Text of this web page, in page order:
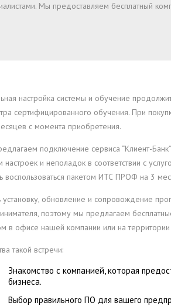
Мы предоставляем бесплатный
настройка системы и обучение
сертифицированного обучения. При
с момента приобретения.
подключение сервиса “Клиент-
настроек и неполадок в соответствии с
воспользоваться пакетом ИТС ПРОФ на 3
установку, обновление и сопровождение
поэтому мы предлагаем
в офисе нашей компании или на территории
такой встречи:
Знакомство с компанией, которая
бизнеса.
Выбор правильного ПО для вашего